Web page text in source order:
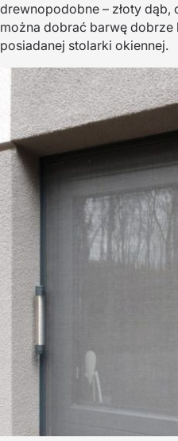
drewnopodobne – złoty dąb,
można dobrać barwę
posiadanej stolarki okiennej.